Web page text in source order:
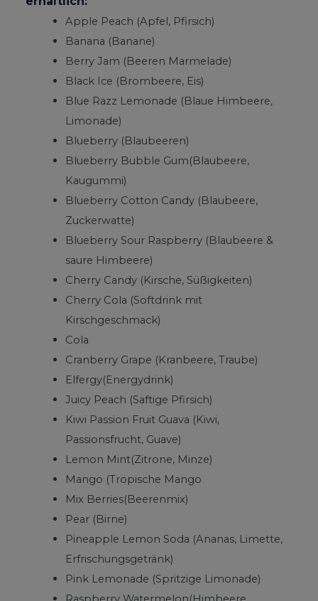
Apple Peach (Apfel, Pfirsich)
Banana (Banane)
Berry Jam (Beeren Marmelade)
Black Ice (Brombeere, Eis)
Blue Razz Lemonade (Blaue Himbeere,
Limonade)
Blueberry (Blaubeeren)
Blueberry Bubble Gum(Blaubeere,
Kaugummi)
Blueberry Cotton Candy (Blaubeere,
Zuckerwatte)
Blueberry Sour Raspberry (Blaubeere &
saure Himbeere)
Cherry Candy (Kirsche, Süßigkeiten)
Cherry Cola (Softdrink mit
Kirschgeschmack)
Cola
Cranberry Grape (Kranbeere, Traube)
Elfergy(Energydrink)
Juicy Peach (Saftige Pfirsich)
Kiwi Passion Fruit Guava (Kiwi,
Passionsfrucht, Guave)
Lemon Mint(Zitrone, Minze)
Mango (Tropische Mango
Mix Berries(Beerenmix)
Pear (Birne)
Pineapple Lemon Soda (Ananas, Limette,
Erfrischungsgetränk)
Pink Lemonade (Spritzige Limonade)